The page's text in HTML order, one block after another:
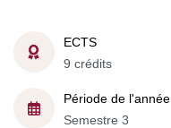
ECTS
9 crédits
Période de l'année
Semestre 3